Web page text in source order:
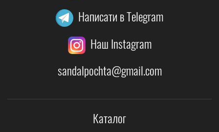
Написати в Telegram
Наш Instagram
sandalpochta@gmail.com
Каталог